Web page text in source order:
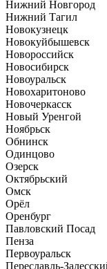
Нижний Новгород
Нижний Тагил
Новокузнецк
Новокуйбышевск
Новороссийск
Новосибирск
Новоуральск
Новохаритоново
Новочеркасск
Новый Уренгой
Ноябрьск
Обнинск
Одинцово
Озерск
Октябрьский
Омск
Орёл
Оренбург
Павловский Посад
Пенза
Первоуральск
Переславль-